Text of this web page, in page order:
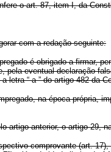
o art. 87, item I, da
com a redação seguinte:
é obrigado a firmar,
eventual declaração
letra “ a ” do artigo 482 da
na época própria,
artigo anterior, o artigo 29,
comprovante (art.